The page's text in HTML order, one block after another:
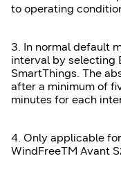
to operating
3. In normal default
interval by selecting
SmartThings. The
after a minimum of
minutes for each
4. Only applicable
WindFreeTM Avant